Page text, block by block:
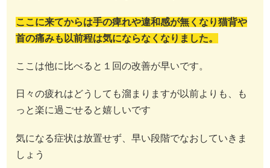
ここに来てからは手の痺れや違和感が無くなり猫背や
首の痛みも以前程は気にならなくなりました。
ここは他に比べると１回の改善が早いです。
日々の疲れはどうしても溜まりますが以前よりも、も
っと楽に過ごせると嬉しいです
気になる症状は放置せず、早い段階でなおしていきま
しょう